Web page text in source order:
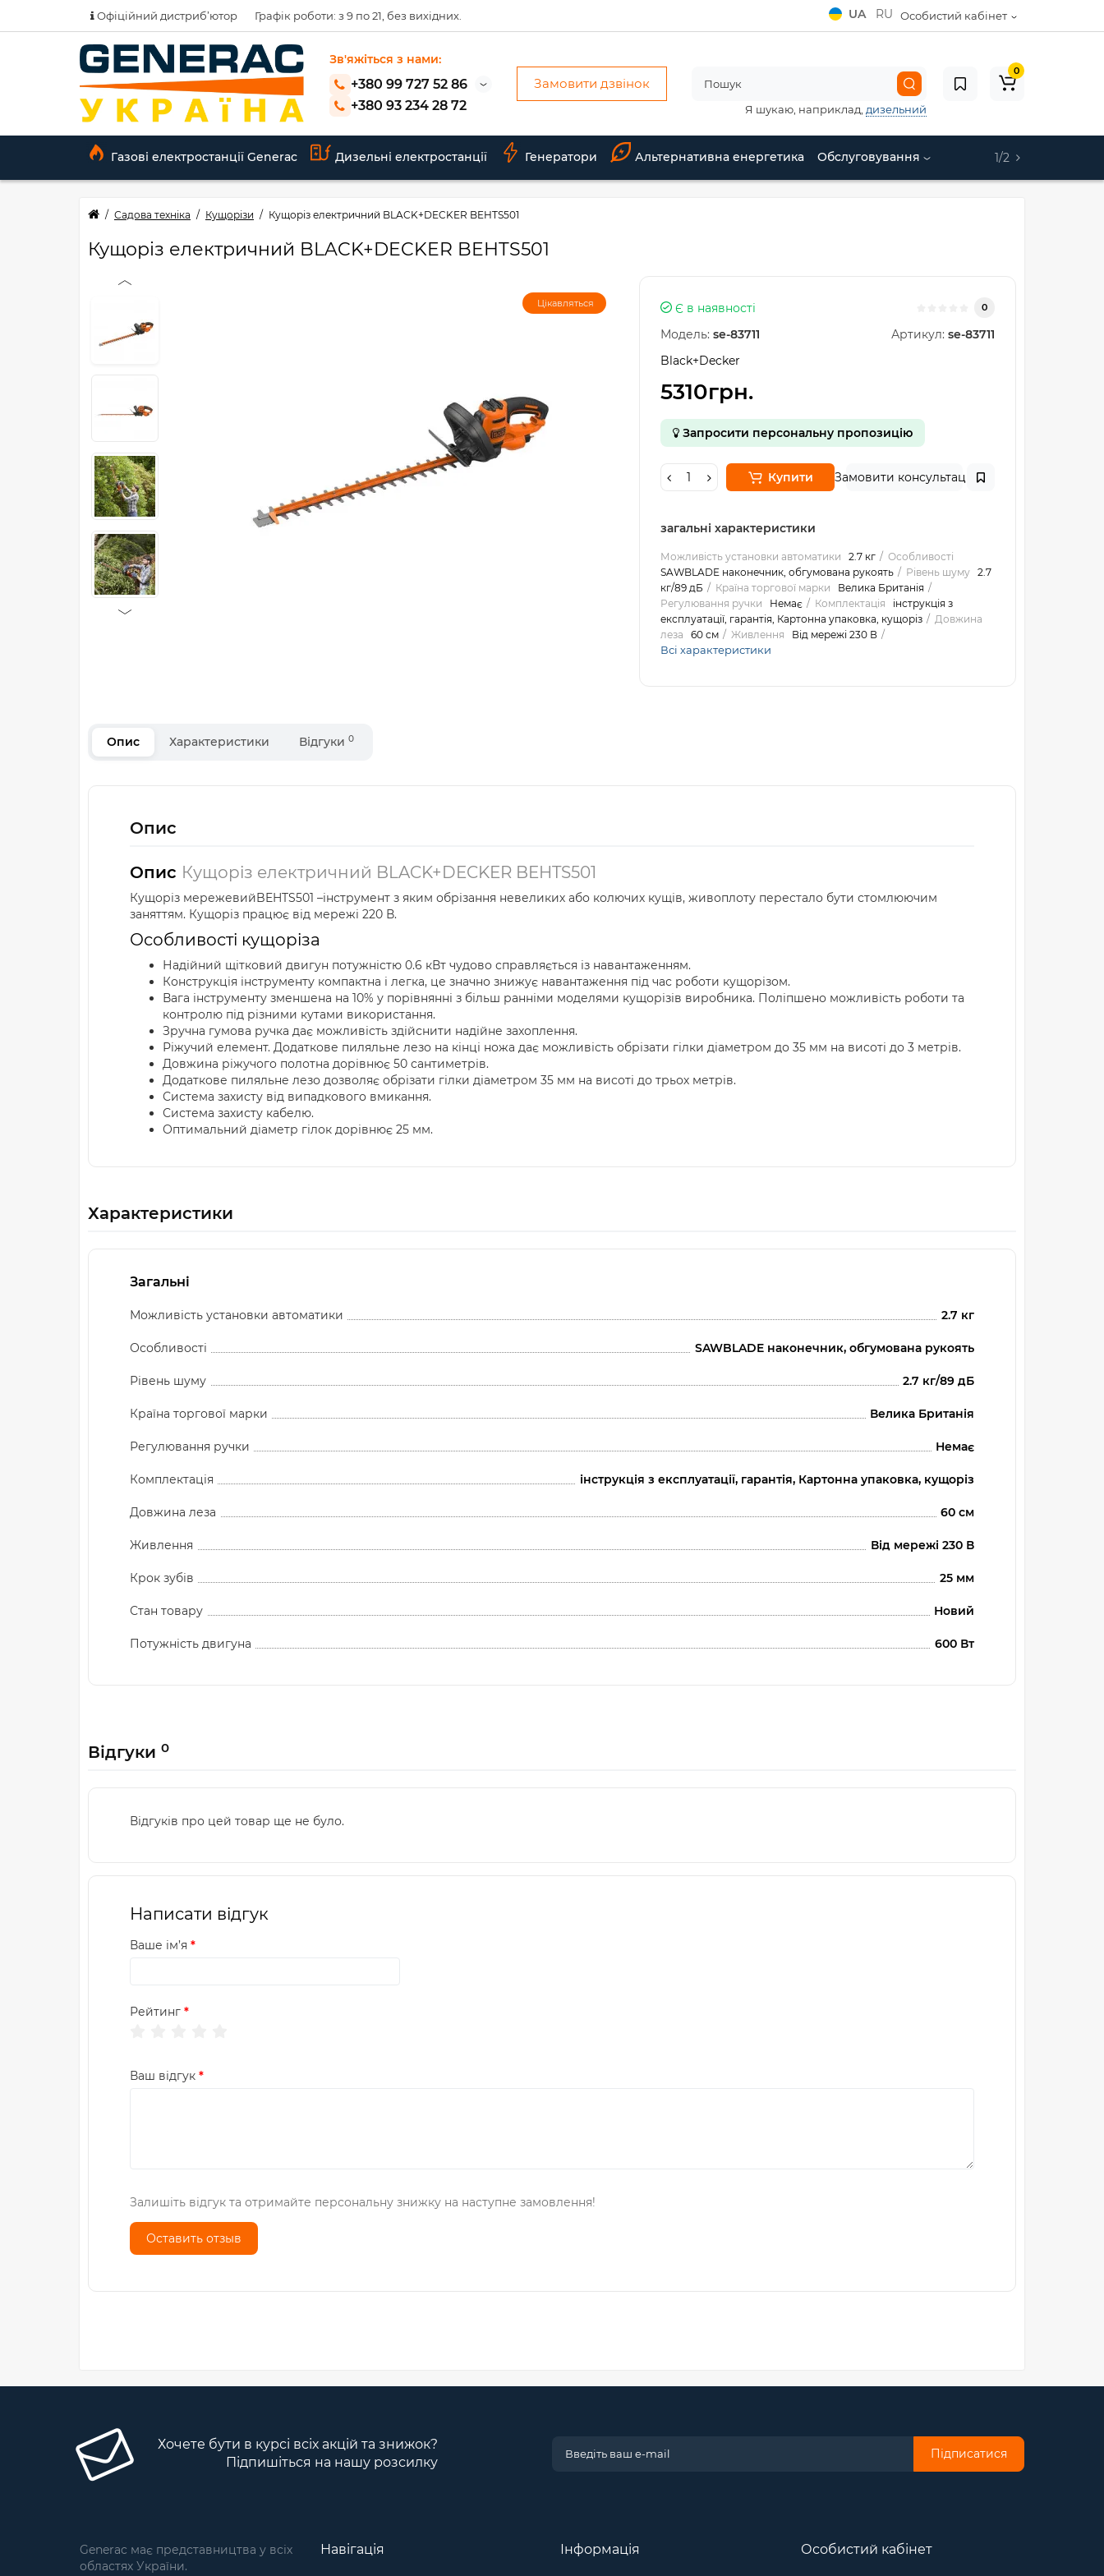
Офіційний дистриб’ютор Графік роботи: з 9 по 21, без вихідних. Особистий кабінет
UA RU
Зв'яжіться з нами:
+380 99 727 52 86
+380 93 234 28 72
Замовити дзвінок
Я шукаю, наприклад, дизельний
0
Газові електростанції Generac Дизельні електростанції Генератори Альтернативна енергетика Обслуговування 1/2
Садова техніка Кущорізи Кущоріз електричний BLACK+DECKER BEHTS501
Кущоріз електричний BLACK+DECKER BEHTS501
Цікавляться Є в наявності 0
Модель: se-83711 Артикул: se-83711
Black+Decker
5310грн.
Запросити персональну пропозицію
Купити Замовити консультацію
загальні характеристики
Можливість установки автоматики 2.7 кг
Особливості
SAWBLADE наконечник, обгумована рукоять
Рівень шуму
2.7
кг/89 дБ
Країна торгової марки
Велика Британія
Регулювання ручки
Немає Комплектація
інструкція з
експлуатації, гарантія, Картонна упаковка, кущоріз
Довжина
леза
60 см Живлення Від мережі 230 В
Всі характеристики
Опис Характеристики Відгуки 0
Опис
Опис Кущоріз електричний BLACK+DECKER BEHTS501
Кущоріз мережевийBEHTS501 –інструмент з яким обрізання невеликих або колючих кущів, живоплоту перестало бути стомлюючим
заняттям. Кущоріз працює від мережі 220 В.
Особливості кущоріза
Надійний щітковий двигун потужністю 0.6 кВт чудово справляється із навантаженням.
Конструкція інструменту компактна і легка, це значно знижує навантаження під час роботи кущорізом.
Вага інструменту зменшена на 10% у порівнянні з більш ранніми моделями кущорізів виробника. Поліпшено можливість роботи та
контролю під різними кутами використання.
Зручна гумова ручка дає можливість здійснити надійне захоплення.
Ріжучий елемент. Додаткове пиляльне лезо на кінці ножа дає можливість обрізати гілки діаметром до 35 мм на висоті до 3 метрів.
Довжина ріжучого полотна дорівнює 50 сантиметрів.
Додаткове пиляльне лезо дозволяє обрізати гілки діаметром 35 мм на висоті до трьох метрів.
Система захисту від випадкового вмикання.
Система захисту кабелю.
Оптимальний діаметр гілок дорівнює 25 мм.
Характеристики
Загальні
Можливість установки автоматики 2.7 кг
Особливості SAWBLADE наконечник, обгумована рукоять
Рівень шуму 2.7 кг/89 дБ
Країна торгової марки Велика Британія
Регулювання ручки Немає
Комплектація інструкція з експлуатації, гарантія, Картонна упаковка, кущоріз
Довжина леза 60 см
Живлення Від мережі 230 В
Крок зубів 25 мм
Стан товару Новий
Потужність двигуна 600 Вт
Відгуки 0
Відгуків про цей товар ще не було.
Написати відгук
Ваше ім’я
Рейтинг
Ваш відгук
Залишіть відгук та отримайте персональну знижку на наступне замовлення!
Оставить отзыв
Хочете бути в курсі всіх акцій та знижок?
Підпишіться на нашу розсилку
Підписатися
Generac має представництва у всіх
областях України.
Навігація Інформація Особистий кабінет